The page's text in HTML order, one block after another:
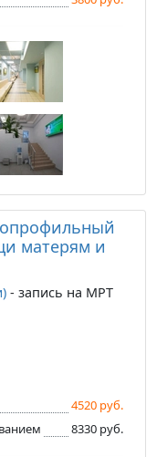
матерям и
- запись на МРТ
4520 руб.
8330 руб.